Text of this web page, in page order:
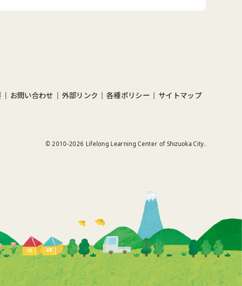
お問い合わせ 外部リンク 各種ポリシー サイトマップ
© 2010-2026 Lifelong Learning Center of Shizuoka City.